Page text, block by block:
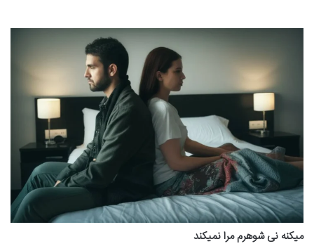
میکنه نی شوهرم مرا نمیکند